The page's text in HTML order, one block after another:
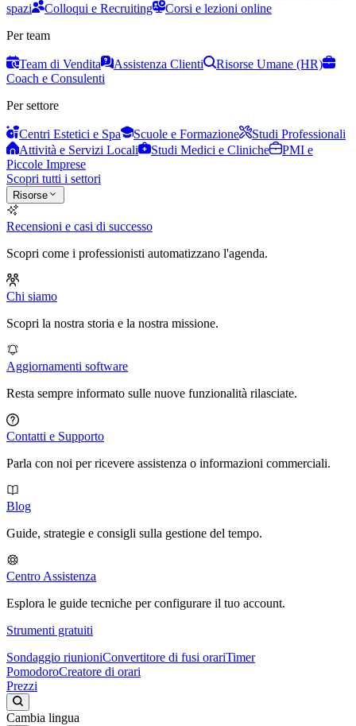
spazi
Colloqui e Recruiting
Corsi e lezioni online
Per team
Team di Vendita Assistenza Clienti
Risorse Umane (HR)
Coach e Consulenti
Per settore
Centri Estetici e Spa Scuole e Formazione
Studi Professionali
Attività e Servizi Locali
Studi Medici e Cliniche
PMI e
Piccole Imprese
Scopri tutti i settori
Risorse
Recensioni e casi di successo
Scopri come i professionisti automatizzano l'agenda.
Chi siamo
Scopri la nostra storia e la nostra missione.
Aggiornamenti software
Resta sempre informato sulle nuove funzionalità rilasciate.
Contatti e Supporto
Parla con noi per ricevere assistenza o informazioni commerciali.
Blog
Guide, strategie e consigli sulla gestione del tempo.
Centro Assistenza
Esplora le guide tecniche per configurare il tuo account.
Strumenti gratuiti
Sondaggio riunioniConvertitore di fusi orariTimer
PomodoroCreatore di orari
Prezzi
Cambia lingua